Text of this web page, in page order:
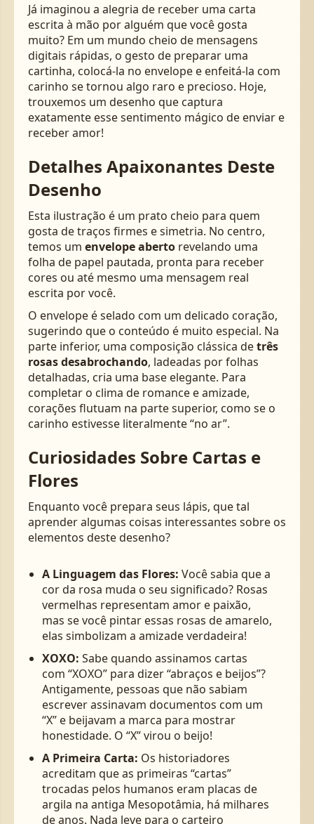
Já imaginou a alegria de receber uma carta
escrita à mão por alguém que você gosta
muito? Em um mundo cheio de mensagens
digitais rápidas, o gesto de preparar uma
cartinha, colocá-la no envelope e enfeitá-la com
carinho se tornou algo raro e precioso. Hoje,
trouxemos um desenho que captura
exatamente esse sentimento mágico de enviar e
receber amor!
Detalhes Apaixonantes Deste
Desenho
Esta ilustração é um prato cheio para quem
gosta de traços firmes e simetria. No centro,
temos um envelope aberto revelando uma
folha de papel pautada, pronta para receber
cores ou até mesmo uma mensagem real
escrita por você.
O envelope é selado com um delicado coração,
sugerindo que o conteúdo é muito especial. Na
parte inferior, uma composição clássica detrês
rosas desabrochando, ladeadas por folhas
detalhadas, cria uma base elegante. Para
completar o clima de romance e amizade,
corações flutuam na parte superior, como se o
carinho estivesse literalmente “no ar”.
Curiosidades Sobre Cartas e
Flores
Enquanto você prepara seus lápis, que tal
aprender algumas coisas interessantes sobre os
elementos deste desenho?
A Linguagem das Flores: Você sabia que a
cor da rosa muda o seu significado? Rosas
vermelhas representam amor e paixão,
mas se você pintar essas rosas de amarelo,
elas simbolizam a amizade verdadeira!
XOXO: Sabe quando assinamos cartas
com “XOXO” para dizer “abraços e beijos”?
Antigamente, pessoas que não sabiam
escrever assinavam documentos com um
“X” e beijavam a marca para mostrar
honestidade. O “X” virou o beijo!
A Primeira Carta: Os historiadores
acreditam que as primeiras “cartas”
trocadas pelos humanos eram placas de
argila na antiga Mesopotâmia, há milhares
de anos. Nada leve para o carteiro